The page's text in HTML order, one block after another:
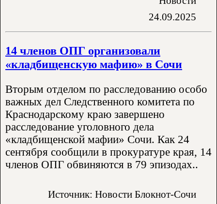
24.09.2025
14 членов ОПГ организовали
«кладбищенскую мафию» в Сочи
Вторым отделом по расследованию особо
важных дел Следственного комитета по
Краснодарскому краю завершено
расследование уголовного дела
«кладбищенской мафии» Сочи. Как 24
сентября сообщили в прокуратуре края, 14
членов ОПГ обвиняются в 79 эпизодах..
Источник: Новости Блокнот-Сочи